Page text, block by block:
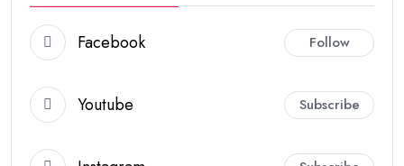
Facebook Follow
Youtube Subscribe